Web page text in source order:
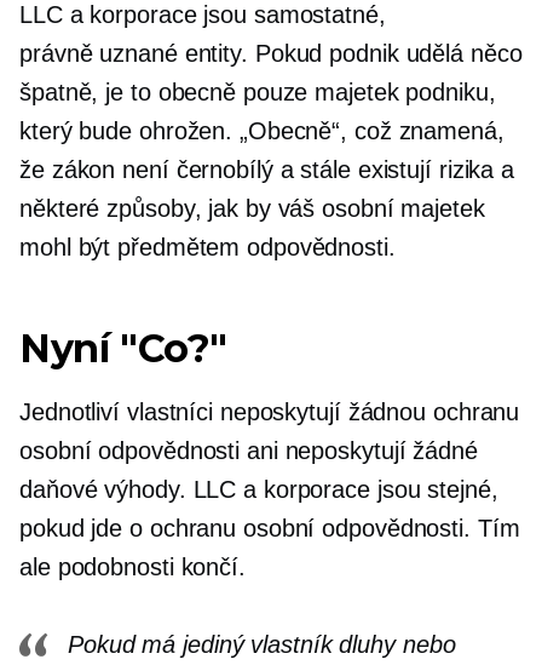
LLC a korporace jsou samostatné,
právně uznanéentity. Pokud podnik udělá něco
špatně, je to obecně pouze majetek podniku,
který bude ohrožen. „Obecně“, což znamená,
že zákon není černobílý a stále existují rizika a
některé způsoby, jak by váš osobní majetek
mohl být předmětem odpovědnosti.
Nyní "Co?"
Jednotliví vlastníci neposkytují žádnou ochranu
osobní odpovědnosti ani neposkytují žádné
daňové výhody. LLC a korporace jsou stejné,
pokud jde o ochranu osobní odpovědnosti. Tím
ale podobnosti končí.
Pokud má jediný vlastník dluhy nebo